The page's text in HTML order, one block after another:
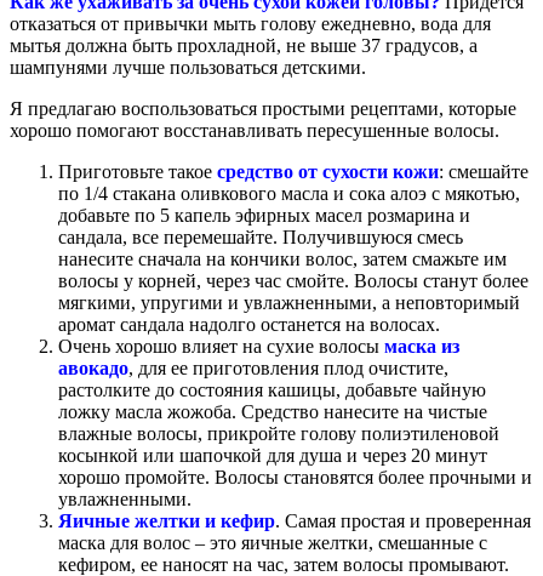
отказаться от привычки мыть голову ежедневно, вода для
мытья должна быть прохладной, не выше 37 градусов, а
шампунями лучше пользоваться детскими.
Я предлагаю воспользоваться простыми рецептами, которые
хорошо помогают восстанавливать пересушенные волосы.
Приготовьте такое средство от сухости кожи: смешайте
по 1/4 стакана оливкового масла и сока алоэ с мякотью,
добавьте по 5 капель эфирных масел розмарина и
сандала, все перемешайте. Получившуюся смесь
нанесите сначала на кончики волос, затем смажьте им
волосы у корней, через час смойте. Волосы станут более
мягкими, упругими и увлажненными, а неповторимый
аромат сандала надолго останется на волосах.
Очень хорошо влияет на сухие волосы маска из
авокадо, для ее приготовления плод очистите,
растолките до состояния кашицы, добавьте чайную
ложку масла жожоба. Средство нанесите на чистые
влажные волосы, прикройте голову полиэтиленовой
косынкой или шапочкой для душа и через 20 минут
хорошо промойте. Волосы становятся более прочными и
увлажненными.
Яичные желтки и кефир. Самая простая и проверенная
маска для волос – это яичные желтки, смешанные с
кефиром, ее наносят на час, затем волосы промывают.